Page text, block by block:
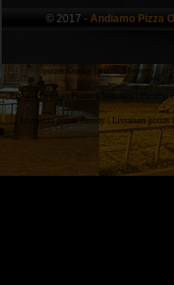
© 2017 - Andiamo Pizza
pizzas Ormoy | pizzas Mennecy |
Pizzeria Ormoy | Pizzeria Mennecy |
Livraison pizzas Ormoy | Livraison pizzas